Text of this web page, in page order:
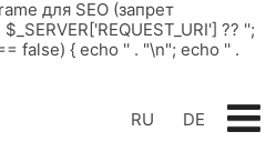
для SEO (запрет
?? '';
false) { echo '' . "\n"; echo '' .
RU DE